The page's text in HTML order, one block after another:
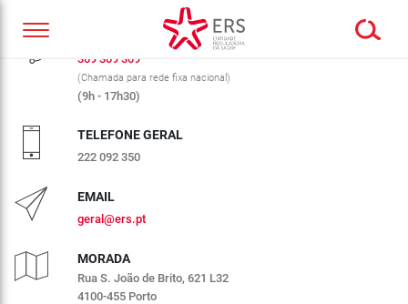
CALL CENTER ERS
309 309 309
(Chamada para rede fixa nacional)
(9h - 17h30)
TELEFONE GERAL
222 092 350
EMAIL
geral@ers.pt
MORADA
Rua S. João de Brito, 621 L32
4100-455 Porto